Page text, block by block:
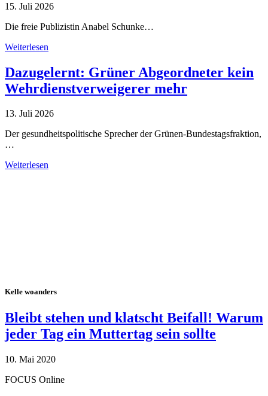
15. Juli 2026
Die freie Publizistin Anabel Schunke…
Weiterlesen
Dazugelernt: Grüner Abgeordneter kein
Wehrdienstverweigerer mehr
13. Juli 2026
Der gesundheitspolitische Sprecher der Grünen-Bundestagsfraktion,
…
Weiterlesen
Kelle woanders
Bleibt stehen und klatscht Beifall! Warum
jeder Tag ein Muttertag sein sollte
10. Mai 2020
FOCUS Online